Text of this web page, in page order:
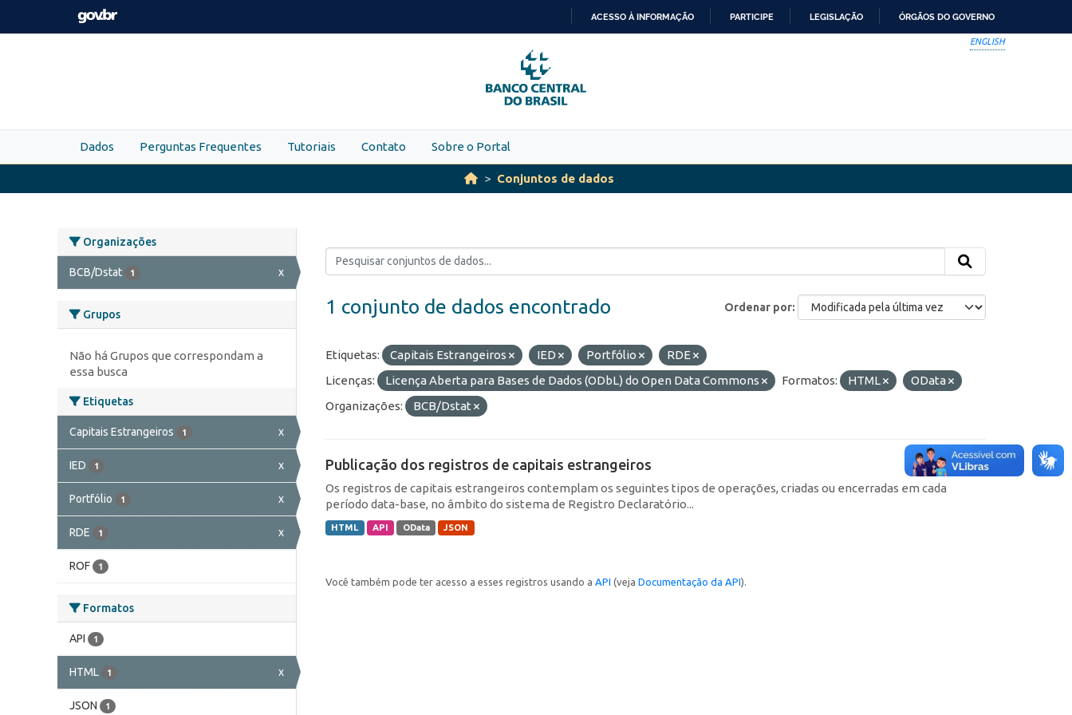
Skip to main content
PARA
O
CONTEÚDO
ACESSO À INFORMAÇÃO PARTICIPE LEGISLAÇÃO ÓRGÃOS DO GOVERNO
ENGLISH
Dados Perguntas Frequentes Tutoriais Contato Sobre o Portal
Conjuntos de dados
Organizações
BCB/Dstat 1 x
Grupos
Não há Grupos que correspondam a
essa busca
Etiquetas
Capitais Estrangeiros 1 x
IED 1 x
Portfólio 1 x
RDE 1 x
ROF 1
Formatos
API 1
HTML 1 x
JSON 1
Ordenar por
1 conjunto de dados encontrado
Etiquetas: Capitais Estrangeiros IED Portfólio
RDE
Licenças:
Licença Aberta para Bases de Dados (ODbL) do Open Data Commons Formatos: HTML
OData
Organizações:
BCB/Dstat
Publicação dos registros de capitais estrangeiros
Os registros de capitais estrangeiros contemplam os seguintes tipos de operações, criadas ou encerradas em cada
período data-base, no âmbito do sistema de Registro Declaratório...
HTML API OData JSON
Você também pode ter acesso a esses registros usando a API (veja Documentação da API).